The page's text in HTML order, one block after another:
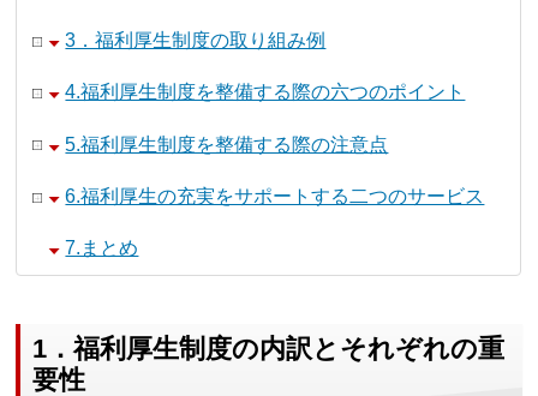
3．福利厚生制度の取り組み例
4.福利厚生制度を整備する際の六つのポイント
5.福利厚生制度を整備する際の注意点
6.福利厚生の充実をサポートする二つのサービス
7.まとめ
1．福利厚生制度の内訳とそれぞれの重
要性